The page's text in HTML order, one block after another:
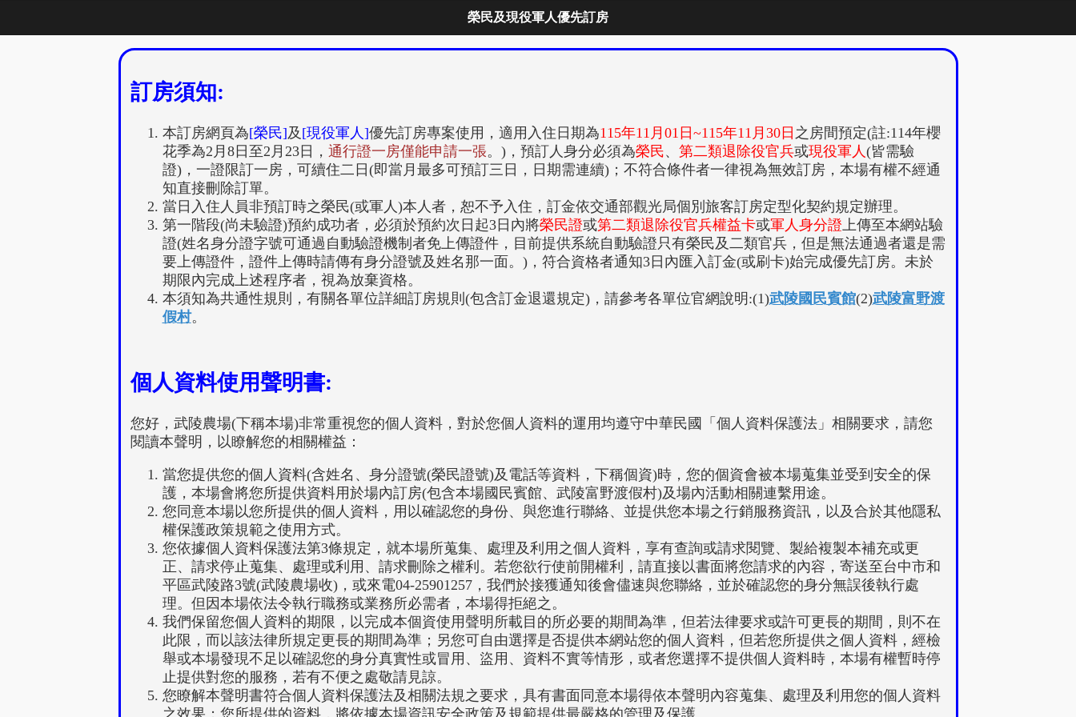
榮民及現役軍人優先訂房
訂房須知:
本訂房網頁為[榮民]及 [現役軍人]優先訂房專案使用，適用入住日期為115年11月01日~115年11月30日 之房間預定(註:114年櫻
花季為2月8日至2月23日， 通行證一房僅能申請一張。)，預訂人身分必須為榮民、 第二類退除役官兵或現役軍人(皆需驗
證)，一證限訂一房，可續住二日(即當月最多可預訂三日，日期需連續)；不符合條件者一律視為無效訂房，本場有權不經通
知直接刪除訂單。
當日入住人員非預訂時之榮民(或軍人)本人者，恕不予入住，訂金依交通部觀光局個別旅客訂房定型化契約規定辦理。
第一階段(尚未驗證)預約成功者，必須於預約次日起3日內將榮民證或第二類退除役官兵權益卡或軍人身分證上傳至本網站驗
證(姓名身分證字號可通過自動驗證機制者免上傳證件，目前提供系統自動驗證只有榮民及二類官兵，但是無法通過者還是需
要上傳證件，證件上傳時請傳有身分證號及姓名那一面。)，符合資格者通知3日內匯入訂金(或刷卡)始完成優先訂房。未於
期限內完成上述程序者，視為放棄資格。
本須知為共通性規則，有關各單位詳細訂房規則(包含訂金退還規定)，請參考各單位官網說明:(1)武陵國民賓館(2)武陵富野渡
假村。
個人資料使用聲明書:
您好，武陵農場(下稱本場)非常重視您的個人資料，對於您個人資料的運用均遵守中華民國「個人資料保護法」相關要求，請您
閱讀本聲明，以瞭解您的相關權益：
當您提供您的個人資料(含姓名、身分證號(榮民證號)及電話等資料，下稱個資)時，您的個資會被本場蒐集並受到安全的保
護，本場會將您所提供資料用於場內訂房(包含本場國民賓館、武陵富野渡假村)及場內活動相關連繫用途。
您同意本場以您所提供的個人資料，用以確認您的身份、與您進行聯絡、並提供您本場之行銷服務資訊，以及合於其他隱私
權保護政策規範之使用方式。
您依據個人資料保護法第3條規定，就本場所蒐集、處理及利用之個人資料，享有查詢或請求閱覽、製給複製本補充或更
正、請求停止蒐集、處理或利用、請求刪除之權利。若您欲行使前開權利，請直接以書面將您請求的內容，寄送至台中市和
平區武陵路3號(武陵農場收)，或來電04-25901257，我們於接獲通知後會儘速與您聯絡，並於確認您的身分無誤後執行處
理。但因本場依法令執行職務或業務所必需者，本場得拒絕之。
我們保留您個人資料的期限，以完成本個資使用聲明所載目的所必要的期間為準，但若法律要求或許可更長的期間，則不在
此限，而以該法律所規定更長的期間為準；另您可自由選擇是否提供本網站您的個人資料，但若您所提供之個人資料，經檢
舉或本場發現不足以確認您的身分真實性或冒用、盜用、資料不實等情形，或者您選擇不提供個人資料時，本場有權暫時停
止提供對您的服務，若有不便之處敬請見諒。
您瞭解本聲明書符合個人資料保護法及相關法規之要求，具有書面同意本場得依本聲明內容蒐集、處理及利用您的個人資料